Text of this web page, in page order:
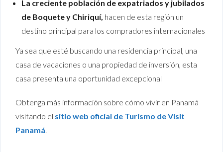
La creciente población de expatriados y jubilados
de Boquete y Chiriquí, hacen de esta región un
destino principal para los compradores internacionales
Ya sea que esté buscando una residencia principal, una
casa de vacaciones o una propiedad de inversión, esta
casa presenta una oportunidad excepcional
Obtenga más información sobre cómo vivir en Panamá
visitando el sitio web oficial de Turismo de Visit
Panamá.